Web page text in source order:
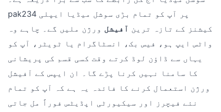
pak234 پر آپ کو تمام بڑی سوشل میڈیا ایپلی
کیشنز کے تازہ ترین آفیشل ورژن ملیں گے۔ چاہے وہ
واٹس ایپ ہو، فیس بک، انسٹاگرام یا ٹویٹر، آپ کو
یہاں سے ڈاؤن لوڈ کرتے وقت کسی قسم کی پریشانی
کا سامنا نہیں کرنا پڑے گا۔ ان ایپس کے آفیشل
ورژن استعمال کرنے کا فائدہ یہ ہے کہ آپ کو تمام
نئے فیچرز اور سیکیورٹی اپڈیٹس فوراً مل جاتی